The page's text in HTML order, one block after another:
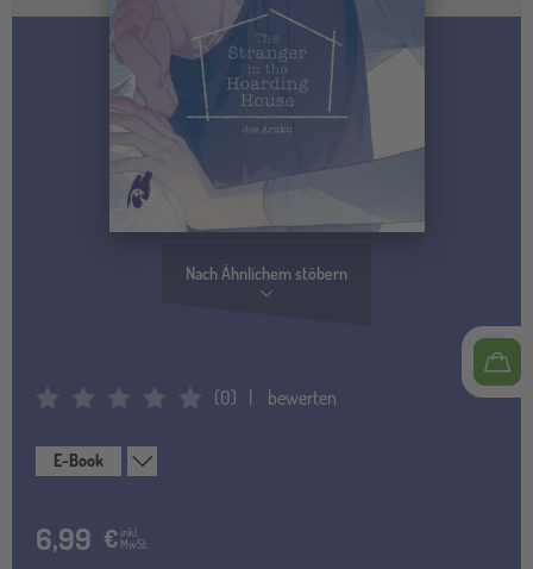
Nach Ähnlichem stöbern
Average Rating: 0 (0) bewerten
E-Book
6,99 € inkl.
MwSt.